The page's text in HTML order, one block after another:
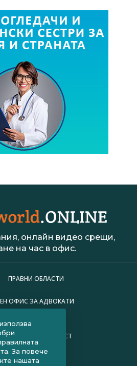
онлайн видео срещи,
на час в офис.
ПРАВНИ ОБЛАСТИ
ОФИС ЗА АДВОКАТИ
ЗА ПОВЕРИТЕЛНОСТ
ЗА КЛИЕНТИ
За повече
нашата